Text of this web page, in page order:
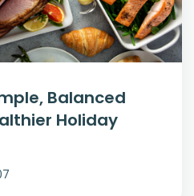
Balanced
Holiday